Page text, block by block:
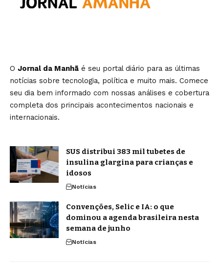
O Jornal da Manhã é seu portal diário para as últimas
notícias sobre tecnologia, política e muito mais. Comece
seu dia bem informado com nossas análises e cobertura
completa dos principais acontecimentos nacionais e
internacionais.
SUS distribui 383 mil tubetes de
insulina glargina para crianças e
idosos
Notícias
Convenções, Selic e IA: o que
dominou a agenda brasileira nesta
semana de junho
Notícias